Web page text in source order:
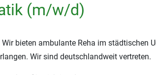
(m/w/d)
bieten ambulante Reha im
Wir sind deutschlandweit vertreten.